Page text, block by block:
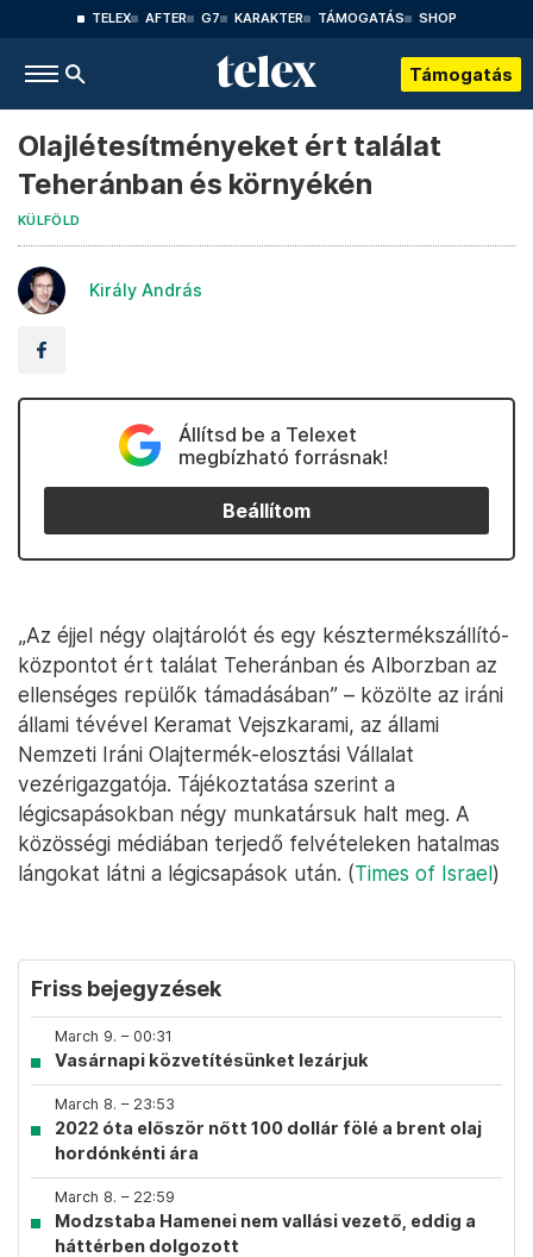
TELEX AFTER G7 KARAKTER TÁMOGATÁS SHOP
Támogatás
Olajlétesítményeket ért találat
Teheránban és környékén
KÜLFÖLD
Király András
Állítsd be a Telexet
megbízható forrásnak!
Beállítom
„Az éjjel négy olajtárolót és egy késztermékszállító-
központot ért találat Teheránban és Alborzban az
ellenséges repülők támadásában” – közölte az iráni
állami tévével Keramat Vejszkarami, az állami
Nemzeti Iráni Olajtermék-elosztási Vállalat
vezérigazgatója. Tájékoztatása szerint a
légicsapásokban négy munkatársuk halt meg. A
közösségi médiában terjedő felvételeken hatalmas
lángokat látni a légicsapások után. (Times of Israel)
Friss bejegyzések
March 9. – 00:31
Vasárnapi közvetítésünket lezárjuk
March 8. – 23:53
2022 óta először nőtt 100 dollár fölé a brent olaj
hordónkénti ára
March 8. – 22:59
Modzstaba Hamenei nem vallási vezető, eddig a
háttérben dolgozott